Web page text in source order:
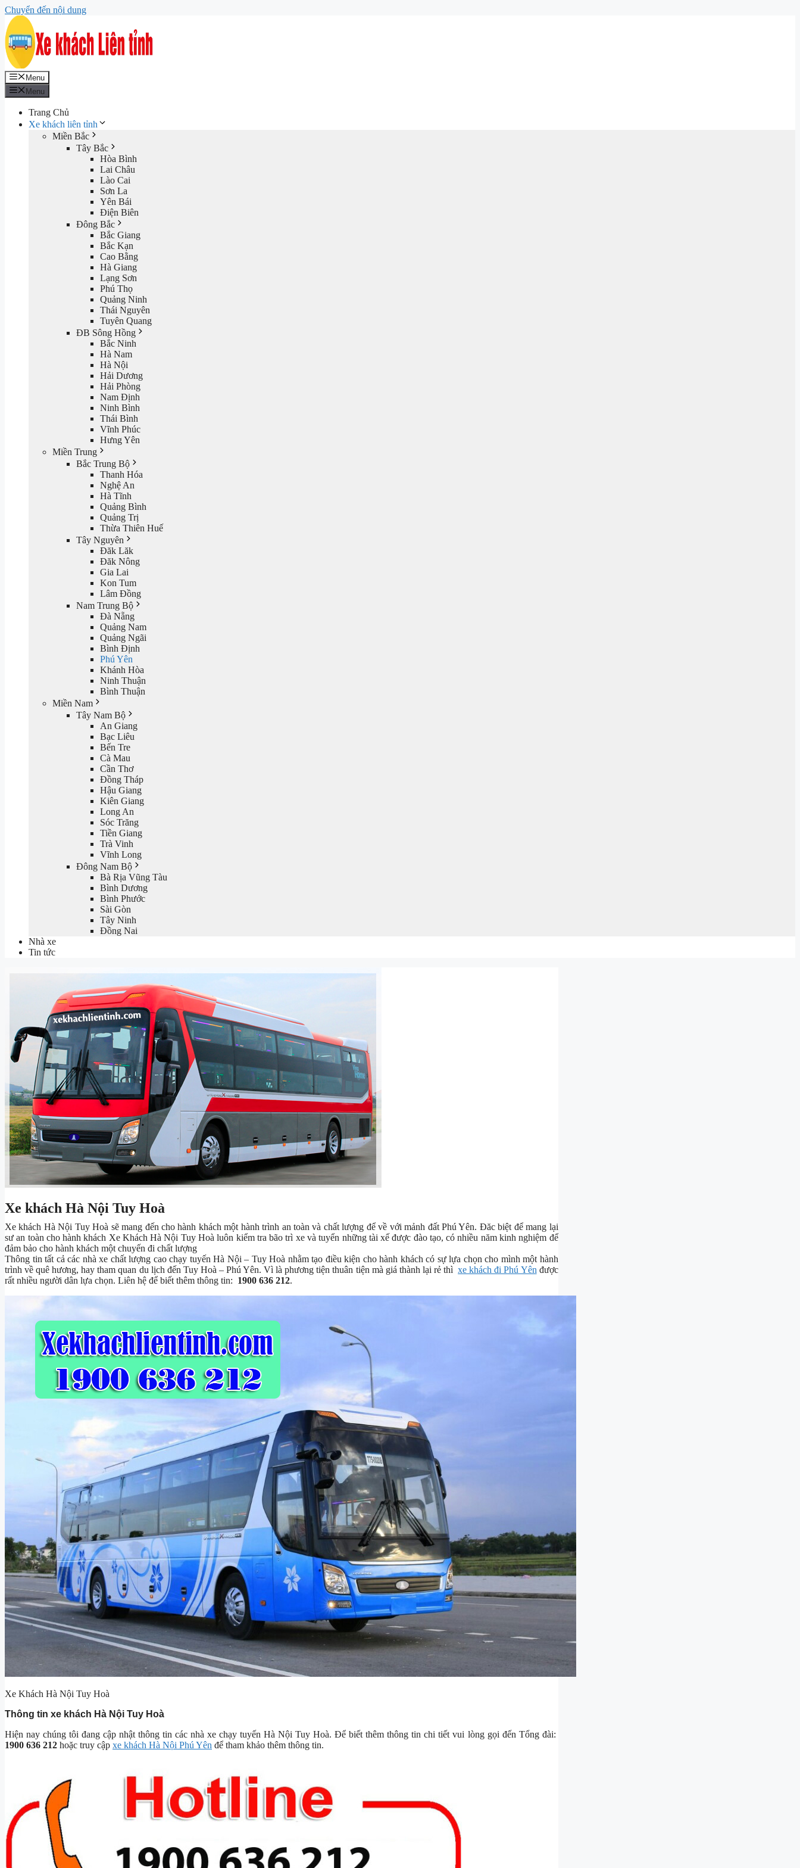
Chuyển đến nội dung
Menu
Menu
Trang Chủ
Xe khách liên tỉnh
Miền Bắc
Tây Bắc
Hòa Bình
Lai Châu
Lào Cai
Sơn La
Yên Bái
Điện Biên
Đông Bắc
Bắc Giang
Bắc Kạn
Cao Bằng
Hà Giang
Lạng Sơn
Phú Thọ
Quảng Ninh
Thái Nguyên
Tuyên Quang
ĐB Sông Hồng
Bắc Ninh
Hà Nam
Hà Nội
Hải Dương
Hải Phòng
Nam Định
Ninh Bình
Thái Bình
Vĩnh Phúc
Hưng Yên
Miền Trung
Bắc Trung Bộ
Thanh Hóa
Nghệ An
Hà Tĩnh
Quảng Bình
Quảng Trị
Thừa Thiên Huế
Tây Nguyên
Đăk Lăk
Đăk Nông
Gia Lai
Kon Tum
Lâm Đồng
Nam Trung Bộ
Đà Nẵng
Quảng Nam
Quảng Ngãi
Bình Định
Phú Yên
Khánh Hòa
Ninh Thuận
Bình Thuận
Miền Nam
Tây Nam Bộ
An Giang
Bạc Liêu
Bến Tre
Cà Mau
Cần Thơ
Đồng Tháp
Hậu Giang
Kiên Giang
Long An
Sóc Trăng
Tiền Giang
Trà Vinh
Vĩnh Long
Đông Nam Bộ
Bà Rịa Vũng Tàu
Bình Dương
Bình Phước
Sài Gòn
Tây Ninh
Đồng Nai
Nhà xe
Tin tức
Xe khách Hà Nội Tuy Hoà
Xe khách Hà Nội Tuy Hoà sẽ mang đến cho hành khách một hành trình an toàn và chất lượng để về với mảnh đất Phú Yên. Đăc biệt để mang lại
sư an toàn cho hành khách Xe Khách Hà Nội Tuy Hoà luôn kiểm tra bão trì xe và tuyển những tài xế được đào tạo, có nhiều năm kinh nghiệm để
đảm bảo cho hành khách một chuyến đi chất lượng
Thông tin tất cả các nhà xe chất lượng cao chạy tuyến Hà Nội – Tuy Hoà nhằm tạo điều kiện cho hành khách có sự lựa chọn cho mình một hành
trình về quê hương, hay tham quan du lịch đến Tuy Hoà – Phú Yên. Vì là phương tiện thuân tiện mà giá thành lại rẻ thìxe khách đi Phú Yên được
rất nhiều người dân lựa chọn. Liên hệ để biết thêm thông tin: 1900 636 212.
Xe Khách Hà Nội Tuy Hoà
Thông tin xe khách Hà Nội Tuy Hoà
Hiện nay chúng tôi đang cập nhật thông tin các nhà xe chạy tuyến Hà Nội Tuy Hoà. Để biết thêm thông tin chi tiết vui lòng gọi đến Tổng đài:
1900 636 212 hoặc truy cập xe khách Hà Nội Phú Yên để tham khảo thêm thông tin.